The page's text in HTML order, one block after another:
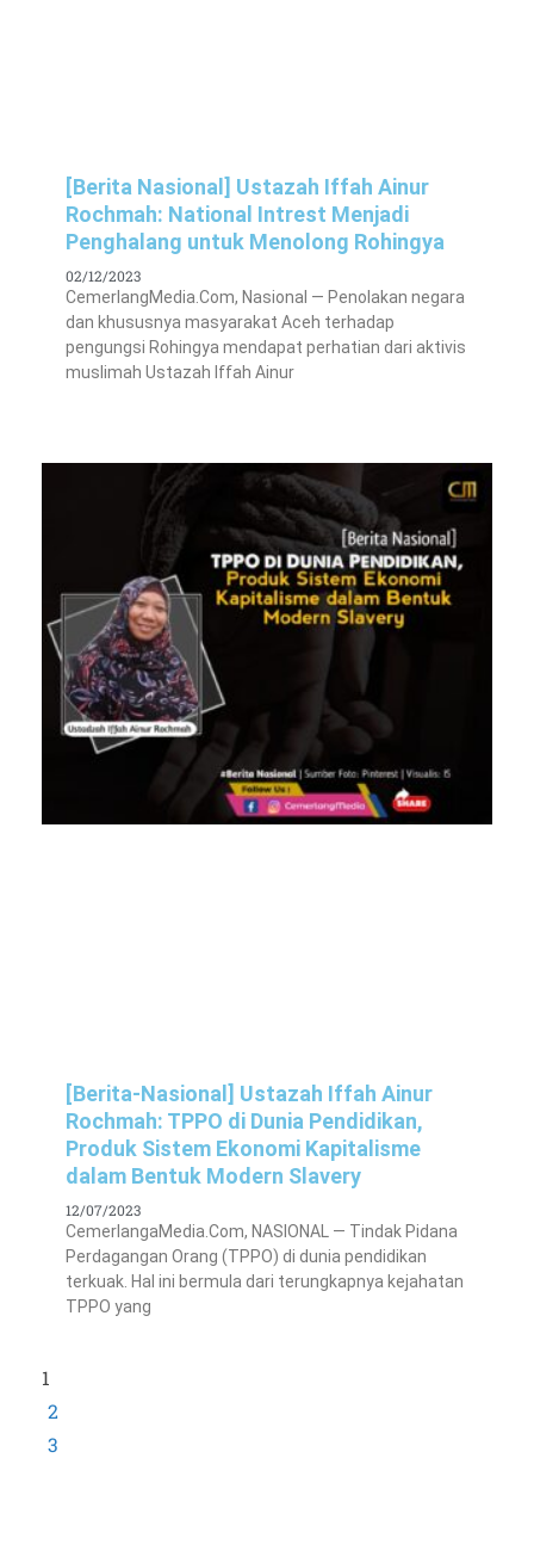
[Berita Nasional] Ustazah Iffah Ainur
Rochmah: National Intrest Menjadi
Penghalang untuk Menolong Rohingya
02/12/2023
CemerlangMedia.Com, Nasional — Penolakan negara
dan khususnya masyarakat Aceh terhadap
pengungsi Rohingya mendapat perhatian dari aktivis
muslimah Ustazah Iffah Ainur
[Berita-Nasional] Ustazah Iffah Ainur
Rochmah: TPPO di Dunia Pendidikan,
Produk Sistem Ekonomi Kapitalisme
dalam Bentuk Modern Slavery
12/07/2023
CemerlangaMedia.Com, NASIONAL — Tindak Pidana
Perdagangan Orang (TPPO) di dunia pendidikan
terkuak. Hal ini bermula dari terungkapnya kejahatan
TPPO yang
1
2
3